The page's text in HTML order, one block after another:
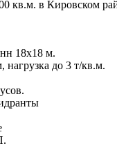
кв.м. в Кировском
18х18 м.
до 3 т/кв.м.